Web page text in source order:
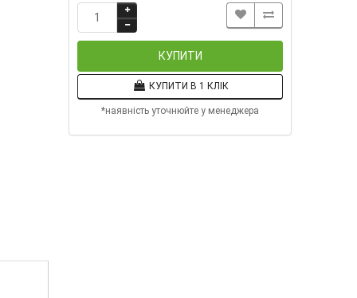
КУПИТИ
КУПИТИ В 1 КЛІК
*наявність уточнюйте у менеджера